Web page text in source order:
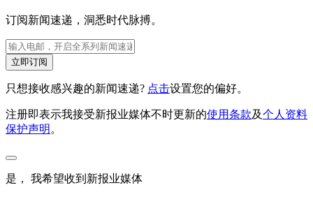
订阅新闻速递，洞悉时代脉搏。
立即订阅
只想接收感兴趣的新闻速递? 点击设置您的偏好。
注册即表示我接受新报业媒体不时更新的使用条款及个人资料
保护声明 。
是， 我希望收到新报业媒体